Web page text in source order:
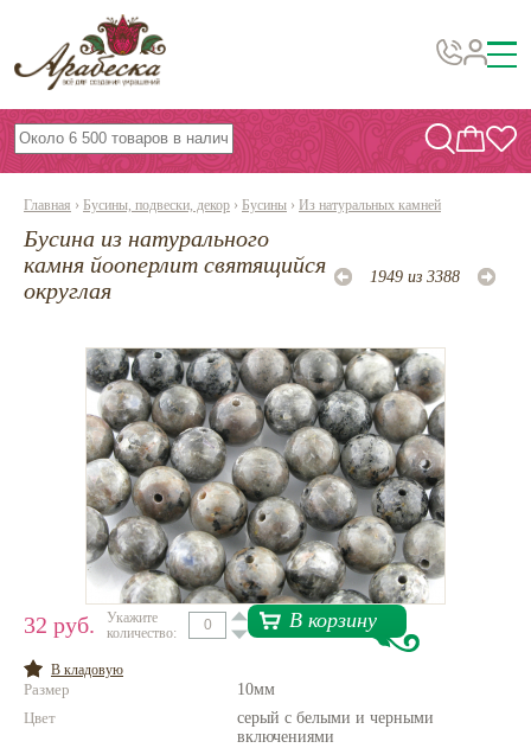
Бусины, подвески, декор
Бисер
Фурнитура
Проволока
Инструменты и материалы
Эпоксидная смола
Шнуры, ленты, нитки
По темам и сезонам
Бисер TOHO
Нетемнеющая фурнитура
Всё для вышивки
Натуральные камни
Главная › Бусины, подвески, декор › Бусины › Из натуральных камней
Бусина из натурального
камня йооперлит святящийся
округлая
1949 из 3388
32 руб.
Укажите
количество:
В корзину
В кладовую
Размер
10мм
Цвет
серый с белыми и черными
включениями